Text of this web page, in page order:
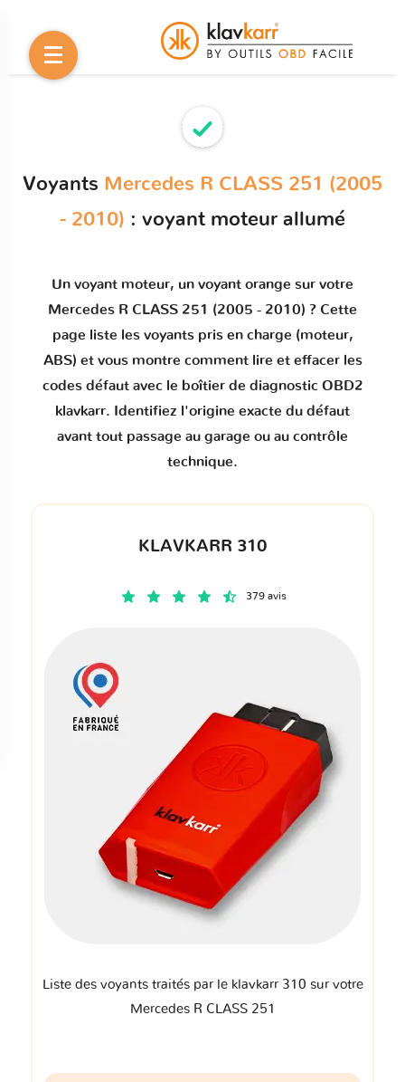
Voyants Mercedes R CLASS 251 (2005
- 2010) : voyant moteur allumé
Un voyant moteur, un voyant orange sur votre
Mercedes R CLASS 251 (2005 - 2010) ? Cette
page liste les voyants pris en charge (moteur,
ABS) et vous montre comment lire et effacer les
codes défautavec le boîtier de diagnostic OBD2
klavkarr. Identifiez l'origine exacte du défaut
avant tout passage au garage ou au contrôle
technique.
KLAVKARR 310
379 avis
Liste des voyants traités par le klavkarr 310 sur votre
Mercedes R CLASS 251